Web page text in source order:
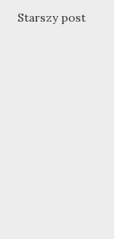
Starszy post